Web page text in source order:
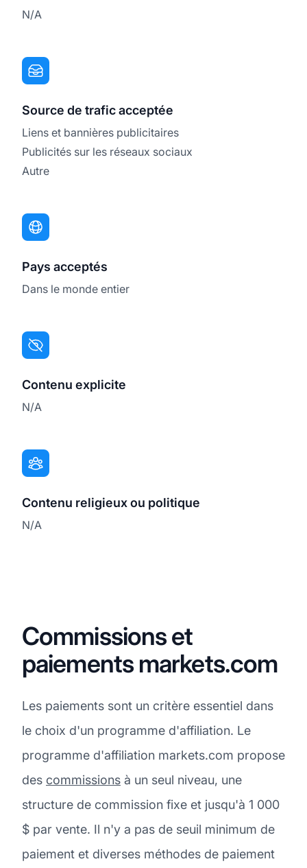
N/A
Source de trafic acceptée
Liens et bannières publicitaires
Publicités sur les réseaux sociaux
Autre
Pays acceptés
Dans le monde entier
Contenu explicite
N/A
Contenu religieux ou politique
N/A
Commissions et
paiements markets.com
Les paiements sont un critère essentiel dans
le choix d'un programme d'affiliation. Le
programme d'affiliation markets.com propose
des commissions à un seul niveau, une
structure de commission fixe et jusqu'à 1 000
$ par vente. Il n'y a pas de seuil minimum de
paiement et diverses méthodes de paiement